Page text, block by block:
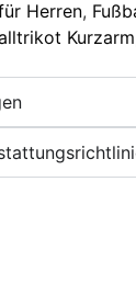
Herren,
Kurzarm